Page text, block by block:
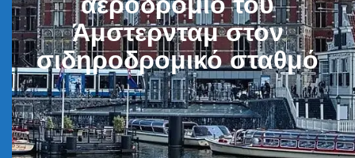
Άμστερνταμ στον
σιδηροδρομικό σταθμό